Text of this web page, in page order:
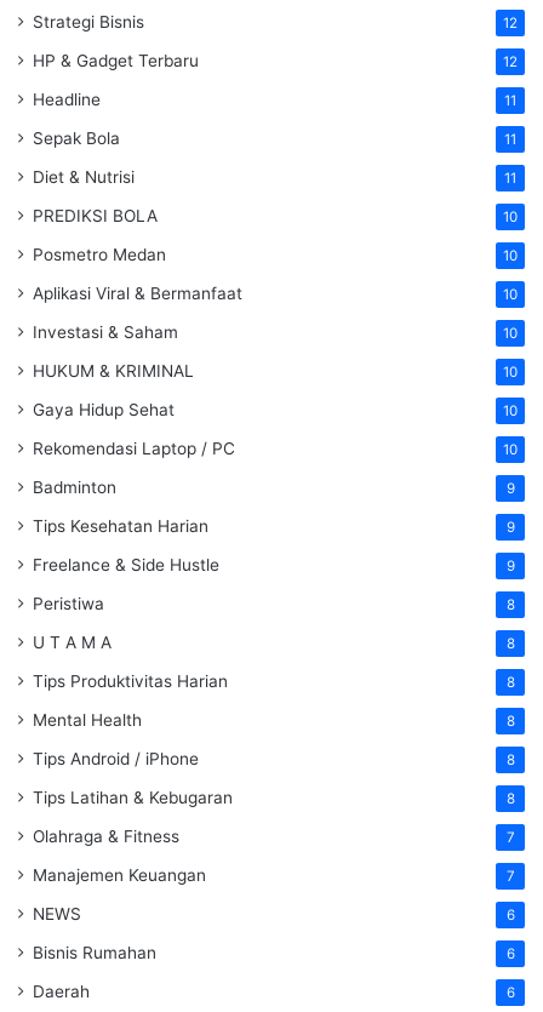
Strategi Bisnis 12
HP & Gadget Terbaru 12
Headline 11
Sepak Bola 11
Diet & Nutrisi 11
PREDIKSI BOLA 10
Posmetro Medan 10
Aplikasi Viral & Bermanfaat 10
Investasi & Saham 10
HUKUM & KRIMINAL 10
Gaya Hidup Sehat 10
Rekomendasi Laptop / PC 10
Badminton 9
Tips Kesehatan Harian 9
Freelance & Side Hustle 9
Peristiwa 8
U T A M A 8
Tips Produktivitas Harian 8
Mental Health 8
Tips Android / iPhone 8
Tips Latihan & Kebugaran 8
Olahraga & Fitness 7
Manajemen Keuangan 7
NEWS 6
Bisnis Rumahan 6
Daerah 6